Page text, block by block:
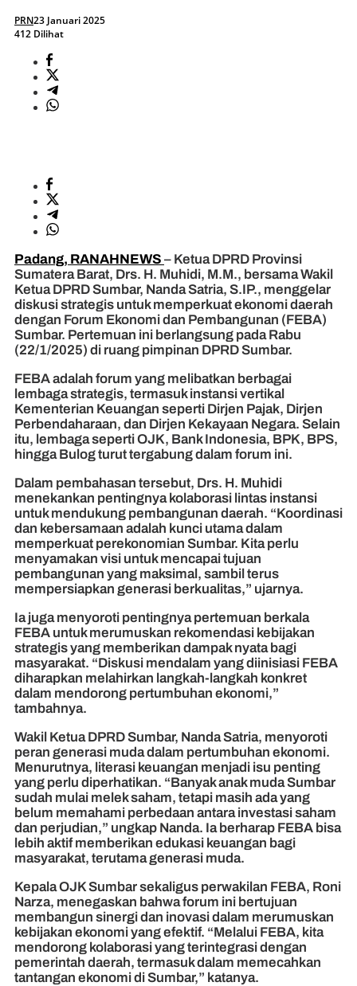
PRN23 Januari 2025
412 Dilihat
Padang, RANAHNEWS – Ketua DPRD Provinsi
Sumatera Barat, Drs. H. Muhidi, M.M., bersama Wakil
Ketua DPRD Sumbar, Nanda Satria, S.IP., menggelar
diskusi strategis untuk memperkuat ekonomi daerah
dengan Forum Ekonomi dan Pembangunan (FEBA)
Sumbar. Pertemuan ini berlangsung pada Rabu
(22/1/2025) di ruang pimpinan DPRD Sumbar.
FEBA adalah forum yang melibatkan berbagai
lembaga strategis, termasuk instansi vertikal
Kementerian Keuangan seperti Dirjen Pajak, Dirjen
Perbendaharaan, dan Dirjen Kekayaan Negara. Selain
itu, lembaga seperti OJK, Bank Indonesia, BPK, BPS,
hingga Bulog turut tergabung dalam forum ini.
Dalam pembahasan tersebut, Drs. H. Muhidi
menekankan pentingnya kolaborasi lintas instansi
untuk mendukung pembangunan daerah. “Koordinasi
dan kebersamaan adalah kunci utama dalam
memperkuat perekonomian Sumbar. Kita perlu
menyamakan visi untuk mencapai tujuan
pembangunan yang maksimal, sambil terus
mempersiapkan generasi berkualitas,” ujarnya.
Ia juga menyoroti pentingnya pertemuan berkala
FEBA untuk merumuskan rekomendasi kebijakan
strategis yang memberikan dampak nyata bagi
masyarakat. “Diskusi mendalam yang diinisiasi FEBA
diharapkan melahirkan langkah-langkah konkret
dalam mendorong pertumbuhan ekonomi,”
tambahnya.
Wakil Ketua DPRD Sumbar, Nanda Satria, menyoroti
peran generasi muda dalam pertumbuhan ekonomi.
Menurutnya, literasi keuangan menjadi isu penting
yang perlu diperhatikan. “Banyak anak muda Sumbar
sudah mulai melek saham, tetapi masih ada yang
belum memahami perbedaan antara investasi saham
dan perjudian,” ungkap Nanda. Ia berharap FEBA bisa
lebih aktif memberikan edukasi keuangan bagi
masyarakat, terutama generasi muda.
Kepala OJK Sumbar sekaligus perwakilan FEBA, Roni
Narza, menegaskan bahwa forum ini bertujuan
membangun sinergi dan inovasi dalam merumuskan
kebijakan ekonomi yang efektif. “Melalui FEBA, kita
mendorong kolaborasi yang terintegrasi dengan
pemerintah daerah, termasuk dalam memecahkan
tantangan ekonomi di Sumbar,” katanya.